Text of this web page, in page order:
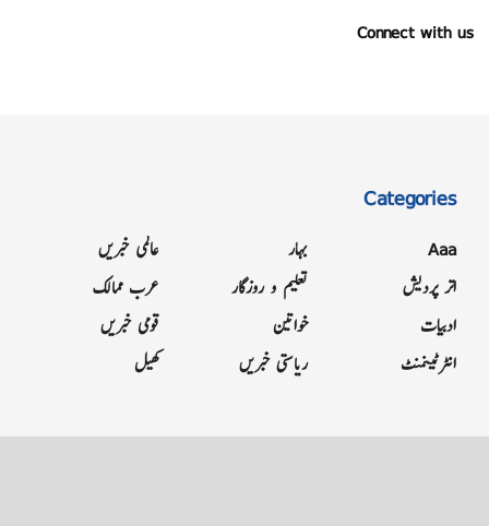
Connect with us
Categories
Aaa
اتر پردیش
ادبیات
انٹرٹینمنٹ
بہار
تعلیم و روزگار
خواتین
ریاستی خبریں
عالمی خبریں
عرب ممالک
قومی خبریں
کھیل